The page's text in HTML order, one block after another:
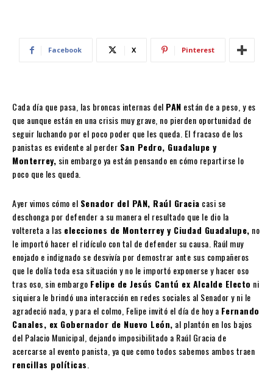
Facebook X Pinterest
Cada día que pasa, las broncas internas del PAN están de a peso, y es
que aunque están en una crisis muy grave, no pierden oportunidad de
seguir luchando por el poco poder que les queda. El fracaso de los
panistas es evidente al perder San Pedro, Guadalupe y
Monterrey, sin embargo ya están pensando en cómo repartirse lo
poco que les queda.
Ayer vimos cómo el Senador del PAN, Raúl Gracia casi se
deschonga por defender a su manera el resultado que le dio la
voltereta a las elecciones de Monterrey y Ciudad Guadalupe, no
le importó hacer el ridículo con tal de defender su causa. Raúl muy
enojado e indignado se desvivía por demostrar ante sus compañeros
que le dolía toda esa situación y no le importó exponerse y hacer oso
tras oso, sin embargo Felipe de Jesús Cantú ex Alcalde Electo ni
siquiera le brindó una interacción en redes sociales al Senador y ni le
agradeció nada, y para el colmo, Felipe invitó el día de hoy a Fernando
Canales, ex Gobernador de Nuevo León, al plantón en los bajos
del Palacio Municipal, dejando imposibilitado a Raúl Gracia de
acercarse al evento panista, ya que como todos sabemos ambos traen
rencillas políticas